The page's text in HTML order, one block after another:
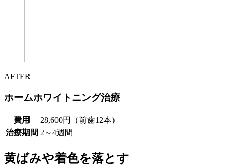
AFTER
ホームホワイトニング治療
費用
28,600円（前歯12本）
治療期間 2～4週間
黄ばみや着色を落とす